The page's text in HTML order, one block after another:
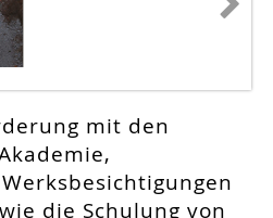
mit den
die Schulung von